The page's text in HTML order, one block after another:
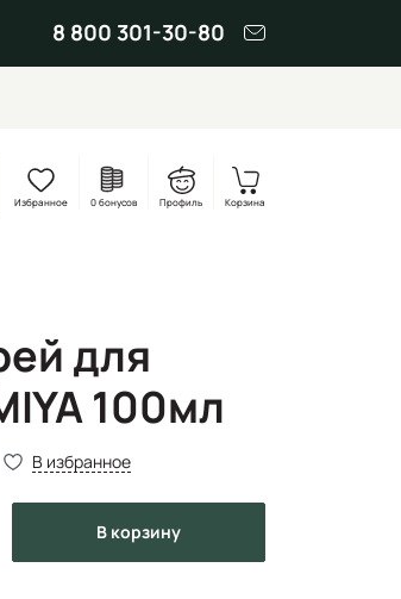
8 800 301-30-80
Избранное 0 бонусов Профиль Корзина
для
100мл
В избранное
в корзину